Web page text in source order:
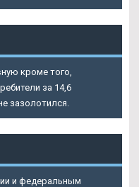
кроме того,
за 14,6
зазолотился.
и федеральным